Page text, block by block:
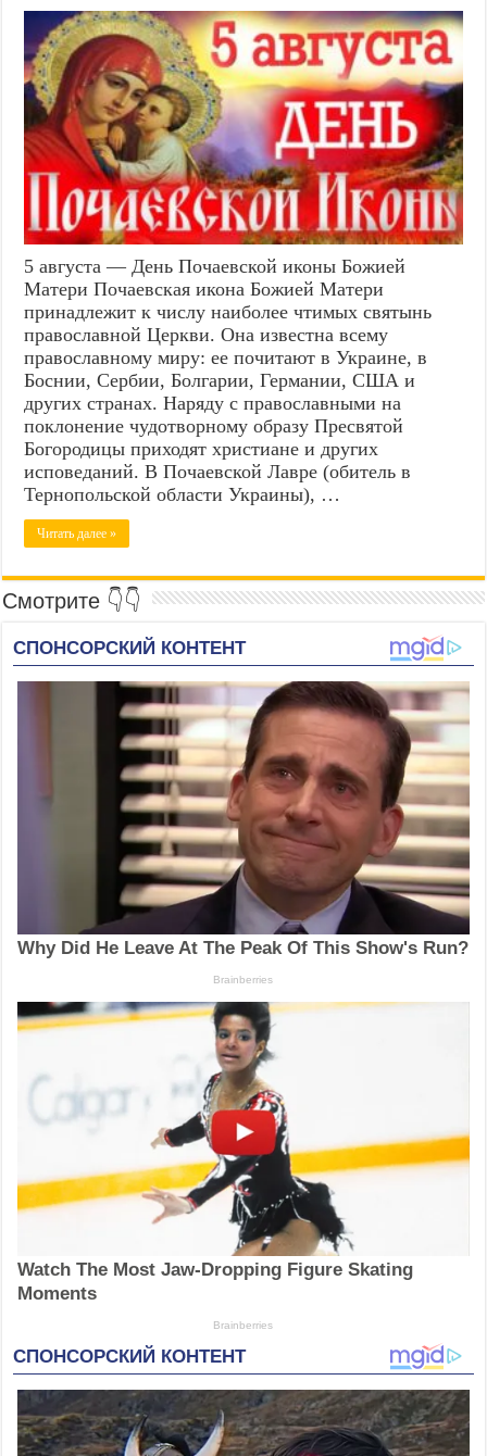
5 августа — День Почаевской иконы Божией
Матери Почаевская икона Божией Матери
принадлежит к числу наиболее чтимых святынь
православной Церкви. Она известна всему
православному миру: ее почитают в Украине, в
Боснии, Сербии, Болгарии, Германии, США и
других странах. Наряду с православными на
поклонение чудотворному образу Пресвятой
Богородицы приходят христиане и других
исповеданий. В Почаевской Лавре (обитель в
Тернопольской области Украины), …
Читать далее »
Смотрите 👇👇